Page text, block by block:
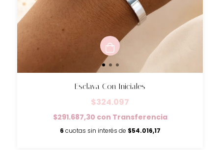
Esclava Con Iniciales
$324.097
$291.687,30 con Transferencia
6 cuotas sin interés de $54.016,17